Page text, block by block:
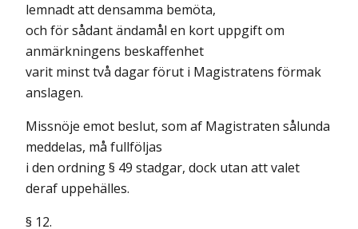
lemnadt att densamma bemöta,
och för sådant ändamål en kort uppgift om
anmärkningens beskaffenhet
varit minst två dagar förut i Magistratens förmak
anslagen.
Missnöje emot beslut, som af Magistraten sålunda
meddelas, må fullföljas
i den ordning § 49 stadgar, dock utan att valet
deraf uppehälles.
§ 12.